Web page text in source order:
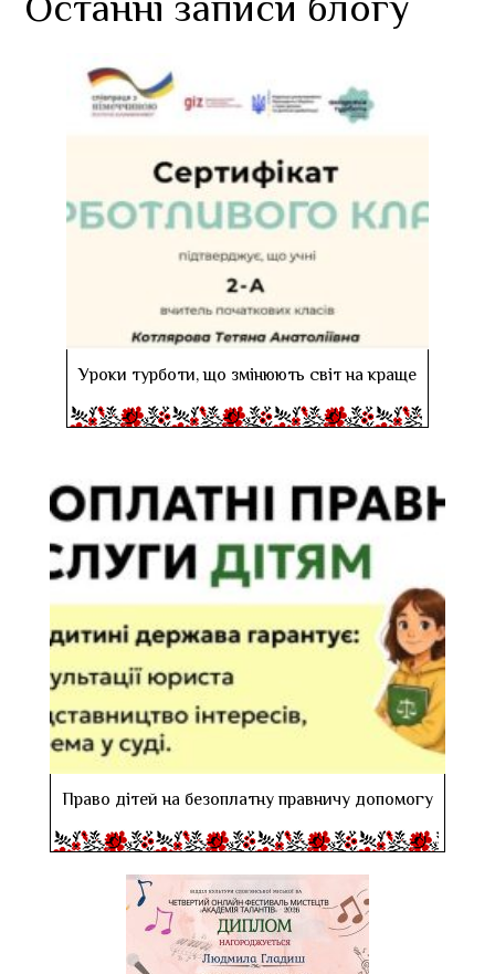
Уроки турботи, що змінюють світ на краще
Право дітей на безоплатну правничу допомогу